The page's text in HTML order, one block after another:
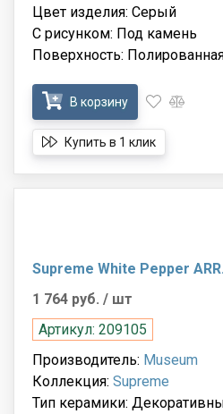
Цвет изделия: Серый
С рисунком: Под камень
Поверхность:
В корзину
Купить в 1 клик
Supreme White Pepper
1 764 руб. / шт
Артикул: 209105
Производитель: Museum
Коллекция: Supreme
Тип керамики: